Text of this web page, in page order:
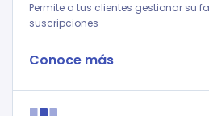
Permite a tus clientes gestionar su
suscripciones
Conoce más